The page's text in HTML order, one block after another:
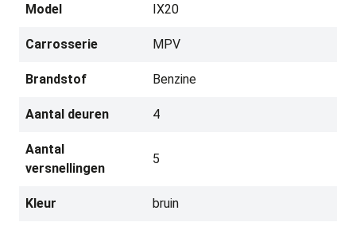
Model IX20
Carrosserie MPV
Brandstof Benzine
Aantal deuren 4
Aantal
versnellingen
5
Kleur bruin